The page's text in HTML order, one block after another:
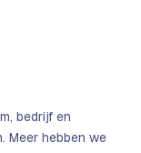
bedrijf en
Meer hebben we